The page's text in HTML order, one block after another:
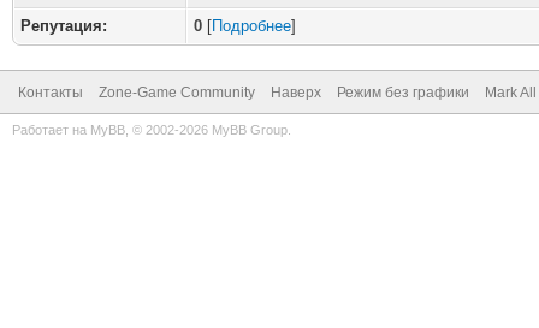
Репутация: 0 [Подробнее]
Контакты Zone-Game Community Наверх Режим без графики Mark
Работает на MyBB , © 2002-2026 MyBB Group